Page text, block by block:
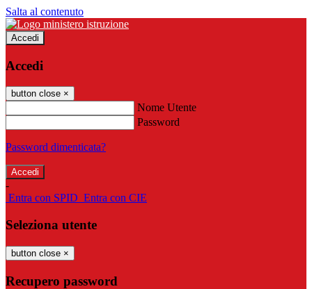
Salta al contenuto
Accedi
Accedi
button close ×
Nome Utente
Password
Password dimenticata?
-
Entra con SPID Entra con CIE
Seleziona utente
button close ×
Recupero password